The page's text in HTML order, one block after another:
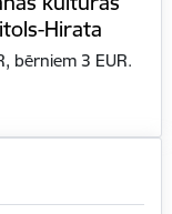
Hirata
bērniem 3 EUR.